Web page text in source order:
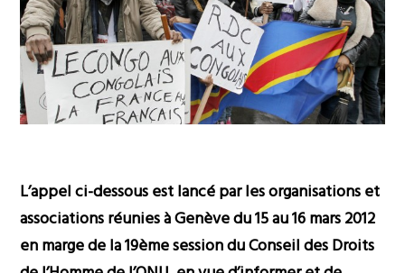
L’appel ci-dessous est lancé par les organisations et
associations réunies à Genève du 15 au 16 mars 2012
en marge de la 19ème session du Conseil des Droits